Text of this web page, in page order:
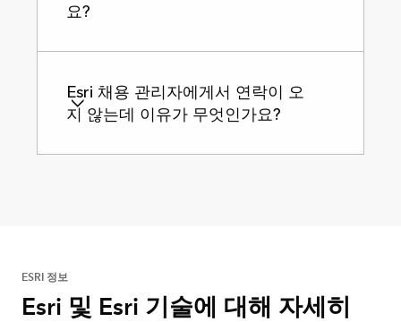
요?
Esri 채용 관리자에게서 연락이 오
지 않는데 이유가 무엇인가요?
ESRI 정보
Esri 및 Esri 기술에 대해 자세히